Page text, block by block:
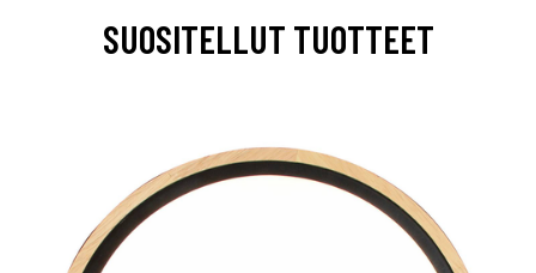
SUOSITELLUT TUOTTEET